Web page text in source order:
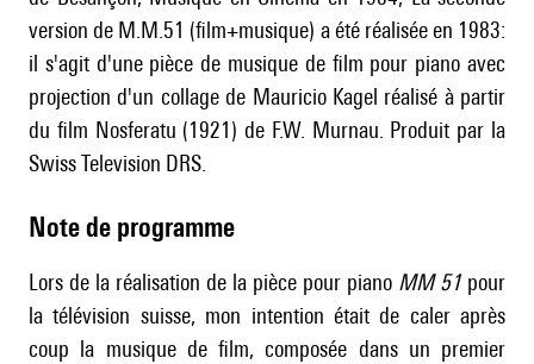
version de M.M.51 (film+musique) a été réalisée en 1983:
il s'agit d'une pièce de musique de film pour piano avec
projection d'un collage de Mauricio Kagel réalisé à partir
du film Nosferatu (1921) de F.W. Murnau. Produit par la
Swiss Television DRS.
Note de programme
Lors de la réalisation de la pièce pour piano MM 51 pour
la télévision suisse, mon intention était de caler après
coup la musique de film, composée dans un premier